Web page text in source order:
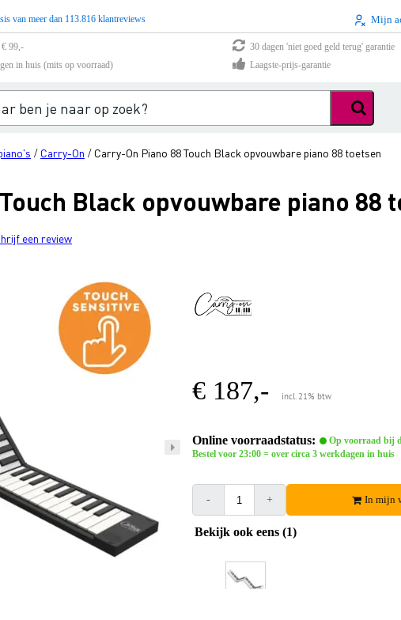
van meer dan 113.816 klantreviews Mijn
€ 99,-
30 dagen 'niet goed geld terug' garantie
in huis (mits op voorraad)
Laagste-prijs-garantie
/ Carry-On / Carry-On Piano 88 Touch Black opvouwbare piano 88 toetsen
Black opvouwbare piano 88
een review
€ 187,- incl. 21% btw
Online voorraadstatus:
Op voorraad bij
Bestel voor 23:00 = over circa 3 werkdagen in huis
- + In mijn
Bekijk ook eens (1)